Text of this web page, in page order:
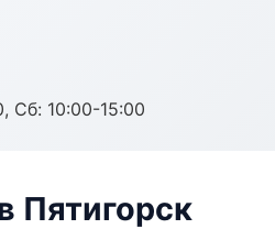
Сб: 10:00-15:00
Пятигорск